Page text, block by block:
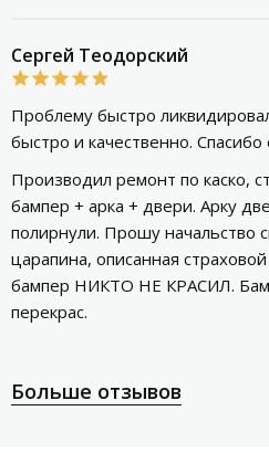
Сергей Теодорский
Проблему быстро
быстро и качественно. Спасибо
Производил ремонт по каско,
бампер + арка + двери. Арку
полирнули. Прошу начальство
царапина, описанная
бампер НИКТО НЕ КРАСИЛ.
перекрас.
Больше отзывов